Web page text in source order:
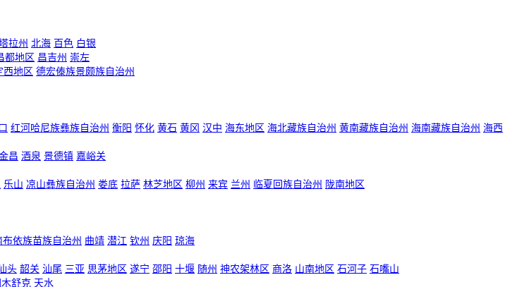
拉州 北海 百色 白银
都地区 昌吉州 崇左
西地区 德宏傣族景颇族自治州
红河哈尼族彝族自治州 衡阳 怀化 黄石 黄冈 汉中 海东地区 海北藏族自治州 黄南藏族自治州 海南藏族自治州 海西
昌 酒泉 景德镇 嘉峪关
乐山 凉山彝族自治州 娄底 拉萨 林芝地区 柳州 来宾 兰州 临夏回族自治州 陇南地区
布依族苗族自治州 曲靖 潜江 钦州 庆阳 琼海
头 韶关 汕尾 三亚 思茅地区 遂宁 邵阳 十堰 随州 神农架林区 商洛 山南地区 石河子 石嘴山
舒克 天水